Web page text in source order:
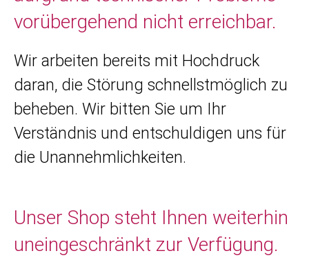
vorübergehend nicht erreichbar.
Wir arbeiten bereits mit Hochdruck
daran, die Störung schnellstmöglich zu
beheben. Wir bitten Sie um Ihr
Verständnis und entschuldigen uns für
die Unannehmlichkeiten.
Unser Shop steht Ihnen weiterhin
uneingeschränkt zur Verfügung.